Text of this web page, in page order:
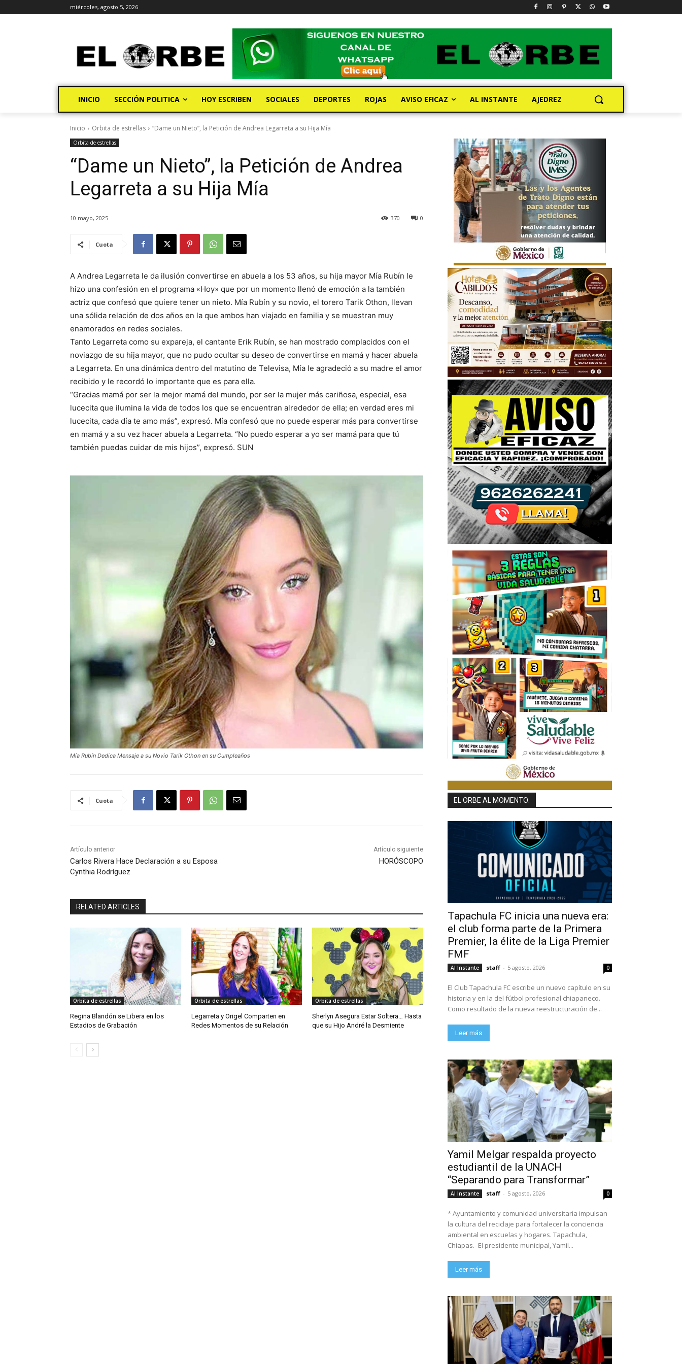
miércoles, agosto 5, 2026
INICIO SECCIÓN POLITICA HOY ESCRIBEN SOCIALES DEPORTES ROJAS AVISO EFICAZ AL INSTANTE AJEDREZ
Inicio Orbita de estrellas “Dame un Nieto”, la Petición de Andrea Legarreta a su Hija Mía
Orbita de estrellas
“Dame un Nieto”, la Petición de Andrea
Legarreta a su Hija Mía
10 mayo, 2025 0
370
Cuota
A Andrea Legarreta le da ilusión convertirse en abuela a los 53 años, su hija mayor Mía Rubín le
hizo una confesión en el programa «Hoy» que por un momento llenó de emoción a la también
actriz que confesó que quiere tener un nieto. Mía Rubín y su novio, el torero Tarik Othon, llevan
una sólida relación de dos años en la que ambos han viajado en familia y se muestran muy
enamorados en redes sociales.
Tanto Legarreta como su expareja, el cantante Erik Rubín, se han mostrado complacidos con el
noviazgo de su hija mayor, que no pudo ocultar su deseo de convertirse en mamá y hacer abuela
a Legarreta. En una dinámica dentro del matutino de Televisa, Mía le agradeció a su madre el amor
recibido y le recordó lo importante que es para ella.
“Gracias mamá por ser la mejor mamá del mundo, por ser la mujer más cariñosa, especial, esa
lucecita que ilumina la vida de todos los que se encuentran alrededor de ella; en verdad eres mi
lucecita, cada día te amo más”, expresó. Mía confesó que no puede esperar más para convertirse
en mamá y a su vez hacer abuela a Legarreta. “No puedo esperar a yo ser mamá para que tú
también puedas cuidar de mis hijos”, expresó. SUN
Mía Rubín Dedica Mensaje a su Novio Tarik Othon en su Cumpleaños
Cuota
Artículo anterior
Carlos Rivera Hace Declaración a su Esposa
Cynthia Rodríguez
Artículo siguiente
HORÓSCOPO
RELATED ARTICLES
Orbita de estrellas
Regina Blandón se Libera en los
Estadios de Grabación
Orbita de estrellas
Legarreta y Origel Comparten en
Redes Momentos de su Relación
Orbita de estrellas
Sherlyn Asegura Estar Soltera… Hasta
que su Hijo André la Desmiente
EL ORBE AL MOMENTO:
Tapachula FC inicia una nueva era:
el club forma parte de la Primera
Premier, la élite de la Liga Premier
FMF
Al Instante staff - 5 agosto, 2026 0
El Club Tapachula FC escribe un nuevo capítulo en su
historia y en la del fútbol profesional chiapaneco.
Como resultado de la nueva reestructuración de...
Leer más
Yamil Melgar respalda proyecto
estudiantil de la UNACH
“Separando para Transformar”
Al Instante staff - 5 agosto, 2026 0
* Ayuntamiento y comunidad universitaria impulsan
la cultura del reciclaje para fortalecer la conciencia
ambiental en escuelas y hogares. Tapachula,
Chiapas.- El presidente municipal, Yamil...
Leer más